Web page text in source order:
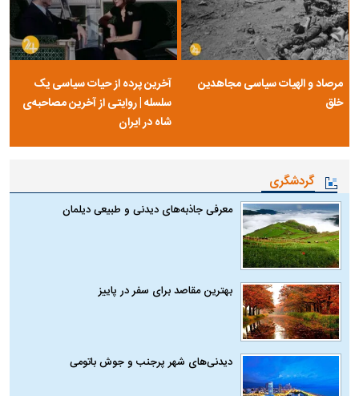
مرصاد و الهیات سیاسی مجاهدین
خلق
آخرین پرده از حیات سیاسی یک
سلسله | روایتی از آخرین مصاحبه‌ی
شاه در ایران
گردشگری
معرفی جاذبه‌های دیدنی و طبیعی دیلمان
بهترین مقاصد برای سفر در پاییز
دیدنی‌های شهر پرجنب و جوش باتومی